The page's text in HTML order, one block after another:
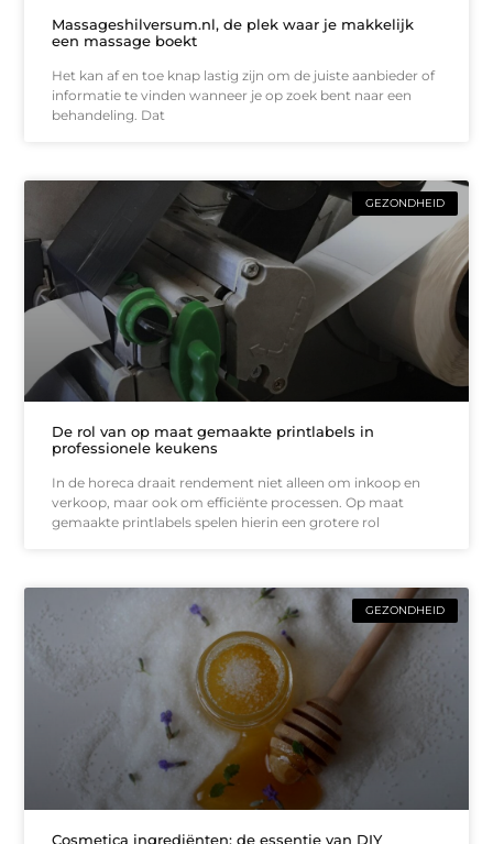
Massageshilversum.nl, de plek waar je makkelijk
een massage boekt
Het kan af en toe knap lastig zijn om de juiste aanbieder of
informatie te vinden wanneer je op zoek bent naar een
behandeling. Dat
GEZONDHEID
De rol van op maat gemaakte printlabels in
professionele keukens
In de horeca draait rendement niet alleen om inkoop en
verkoop, maar ook om efficiënte processen. Op maat
gemaakte printlabels spelen hierin een grotere rol
GEZONDHEID
Cosmetica ingrediënten: de essentie van DIY